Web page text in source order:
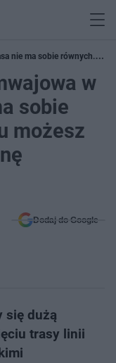
nie ma sobie równych. W
w
sobie
możesz
Dodaj do Google
się dużą
trasy linii